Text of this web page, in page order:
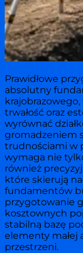
Prawidłowe
absolutny
trwałość oraz
wyrównać
gromadzeniem
trudnościami w
wymaga nie
również
które skierują
fundamentów
przygotowanie
kosztownych
stabilną bazę
elementy
przestrzeni.